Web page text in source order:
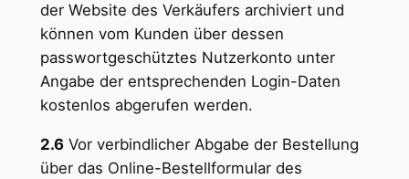
der Website des Verkäufers archiviert und
können vom Kunden über dessen
passwortgeschütztes Nutzerkonto unter
Angabe der entsprechenden Login-Daten
kostenlos abgerufen werden.
2.6Vor verbindlicher Abgabe der Bestellung
über das Online-Bestellformular des